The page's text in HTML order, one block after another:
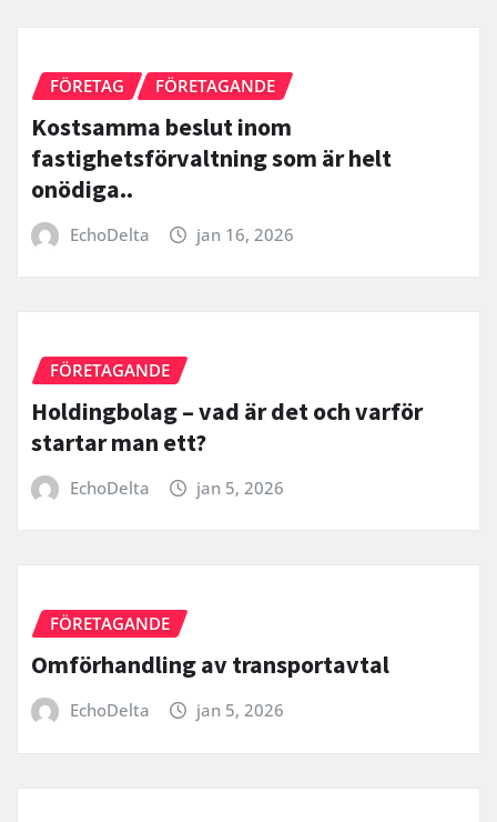
FÖRETAG FÖRETAGANDE
Kostsamma beslut inom
fastighetsförvaltning som är helt
onödiga..
EchoDelta jan 16, 2026
FÖRETAGANDE
Holdingbolag – vad är det och varför
startar man ett?
EchoDelta jan 5, 2026
FÖRETAGANDE
Omförhandling av transportavtal
EchoDelta jan 5, 2026